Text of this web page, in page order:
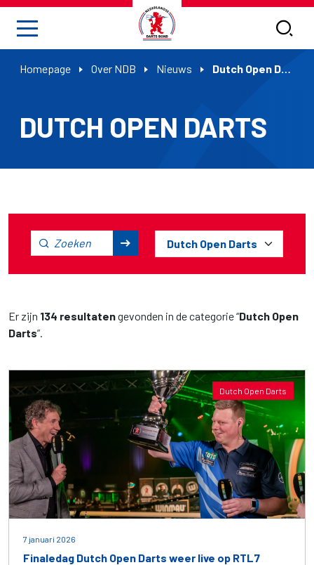
Homepage Over NDB Nieuws Dutch Open Darts
DUTCH OPEN DARTS
Er zijn 134 resultatengevonden in de categorie “Dutch Open
Darts”.
Dutch Open Darts
7 januari 2026
Finaledag Dutch Open Darts weer live op RTL7